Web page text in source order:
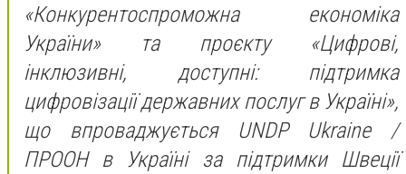
«Конкурентоспроможна економіка
України» та проєкту «Цифрові,
інклюзивні, доступні: підтримка
цифровізації державних послуг в Україні»,
що впроваджується UNDP Ukraine /
ПРООН в Україні за підтримки Швеції